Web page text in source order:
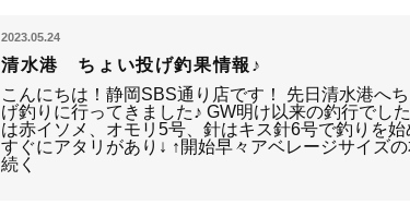
2023.05.24
清水港 ちょい投げ釣果情報♪
こんにちは！静岡SBS通り店です！ 先日清水港へ
げ釣りに行ってきました♪ GW明け以来の釣行でし
は赤イソメ、オモリ5号、針はキス針6号で釣りを始
すぐにアタリがあり↓ ↑開始早々アベレージサイズ
続く